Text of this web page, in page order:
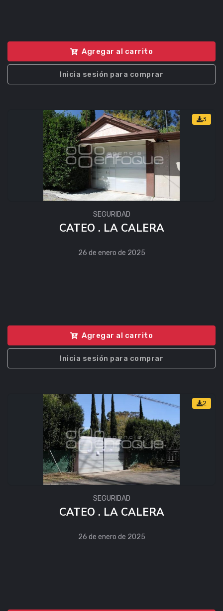
Agregar al carrito
Inicia sesión para comprar
3
SEGURIDAD
CATEO . LA CALERA
26 de enero de 2025
Agregar al carrito
Inicia sesión para comprar
2
SEGURIDAD
CATEO . LA CALERA
26 de enero de 2025